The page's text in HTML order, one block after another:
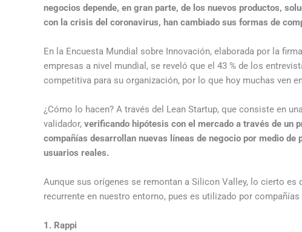
negocios depende, en gran parte, de los nuevos productos,
con la crisis del coronavirus, han cambiado sus formas de
En la Encuesta Mundial sobre Innovación, elaborada por la
empresas a nivel mundial, se reveló que el 43 % de los
competitiva para su organización, por lo que hoy muchas ven
¿Cómo lo hacen? A través del Lean Startup, que consiste en
validador, verificando hipótesis con el mercado a través de un
compañías desarrollan nuevas líneas de negocio por medio
usuarios reales.
Aunque sus orígenes se remontan a Silicon Valley, lo cierto es
recurrente en nuestro entorno, pues es utilizado por
1. Rappi